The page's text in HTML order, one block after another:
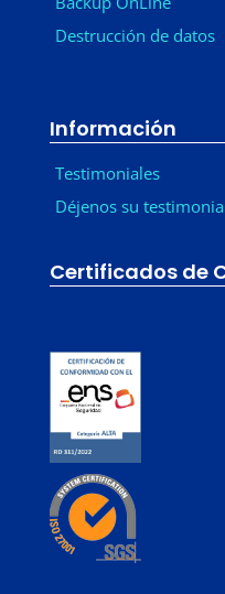
Destrucción de datos
Información
Testimoniales
Déjenos su
Certificados de